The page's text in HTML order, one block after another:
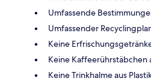
Umfassende
Umfassender
Keine
Keine Kaffeerührstäbchen
Keine Trinkhalme aus